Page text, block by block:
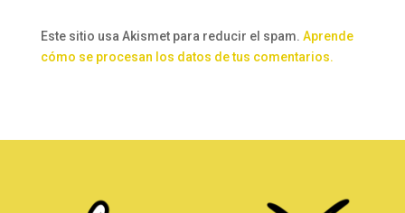
Este sitio usa Akismet para reducir el spam. Aprende
cómo se procesan los datos de tus comentarios.